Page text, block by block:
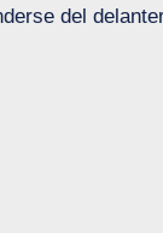
del